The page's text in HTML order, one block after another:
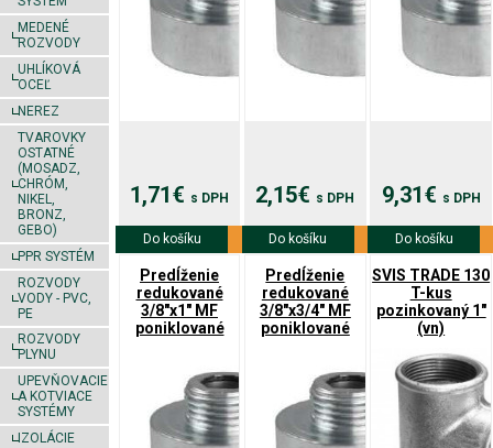
MEDENÉ
ROZVODY
UHLÍKOVÁ
OCEĽ
NEREZ
TVAROVKY
OSTATNÉ
(MOSADZ,
CHRÓM,
NIKEL,
BRONZ,
GEBO)
PPR SYSTÉM
ROZVODY
VODY - PVC,
PE
ROZVODY
PLYNU
UPEVŇOVACIE
A KOTVIACE
SYSTÉMY
IZOLÁCIE
1,71€ s DPH
Viac info
Do košíku
2,15€ s DPH
Viac info
Do košíku
9,31€ s DPH
Viac info
Do košíku
Predĺženie
redukované
3/8"x1" MF
poniklované
Predĺženie
redukované
3/8"x3/4" MF
poniklované
SVIS TRADE 130
T-kus
pozinkovaný 1"
(vn)